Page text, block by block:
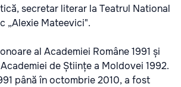
secretar literar la Teatrul National
„Alexie Mateevici".
al Academiei Române 1991 și
de Științe a Moldovei 1992.
până în octombrie 2010, a fost